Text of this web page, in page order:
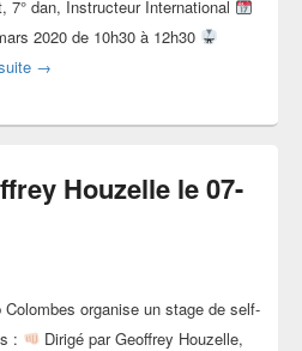
7° dan, Instructeur International
2020 de 10h30 à 12h30
[Annulé] Stage avec Pascal Lecourt
→
Houzelle le 07-
Colombes organise un stage de self-
:
Dirigé par Geoffrey Houzelle,